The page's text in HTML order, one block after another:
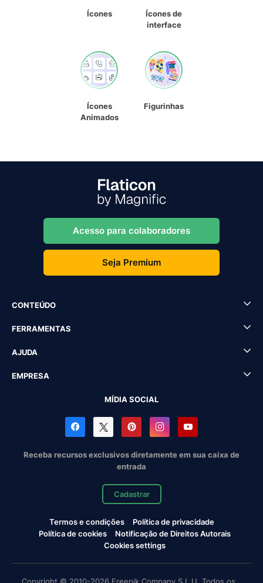
Ícones
Ícones de
interface
Ícones
Animados
Figurinhas
Acesso para colaboradores
Seja Premium
CONTEÚDO
FERRAMENTAS
AJUDA
EMPRESA
MÍDIA SOCIAL
Receba recursos exclusivos diretamente em sua caixa de
entrada
Cadastrar
Termos e condições
Política de privacidade
Política de cookies
Notificação de Direitos Autorais
Cookies settings